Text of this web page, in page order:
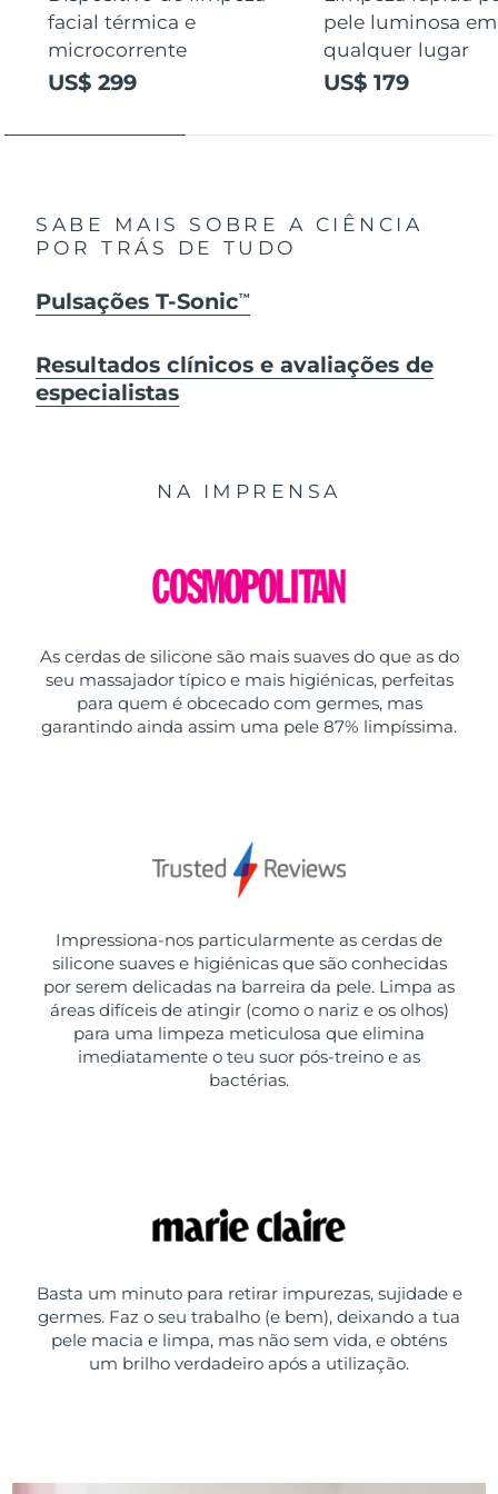
facial térmica e
microcorrente
US$ 299
pele luminosa em
qualquer lugar
US$ 179
SABE MAIS SOBRE A CIÊNCIA
POR TRÁS DE TUDO
Pulsações T-SonicTM
Resultados clínicos e avaliações de
especialistas
NA IMPRENSA
As cerdas de silicone são mais suaves do que as do
seu massajador típico e mais higiénicas, perfeitas
para quem é obcecado com germes, mas
garantindo ainda assim uma pele 87% limpíssima.
Impressiona-nos particularmente as cerdas de
silicone suaves e higiénicas que são conhecidas
por serem delicadas na barreira da pele. Limpa as
áreas difíceis de atingir (como o nariz e os olhos)
para uma limpeza meticulosa que elimina
imediatamente o teu suor pós-treino e as
bactérias.
Basta um minuto para retirar impurezas, sujidade e
germes. Faz o seu trabalho (e bem), deixando a tua
pele macia e limpa, mas não sem vida, e obténs
um brilho verdadeiro após a utilização.